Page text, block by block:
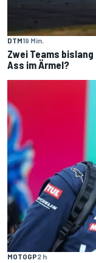
DTM19 Min.
Zwei Teams
Ass im Ärmel?
MOTOGP2 h